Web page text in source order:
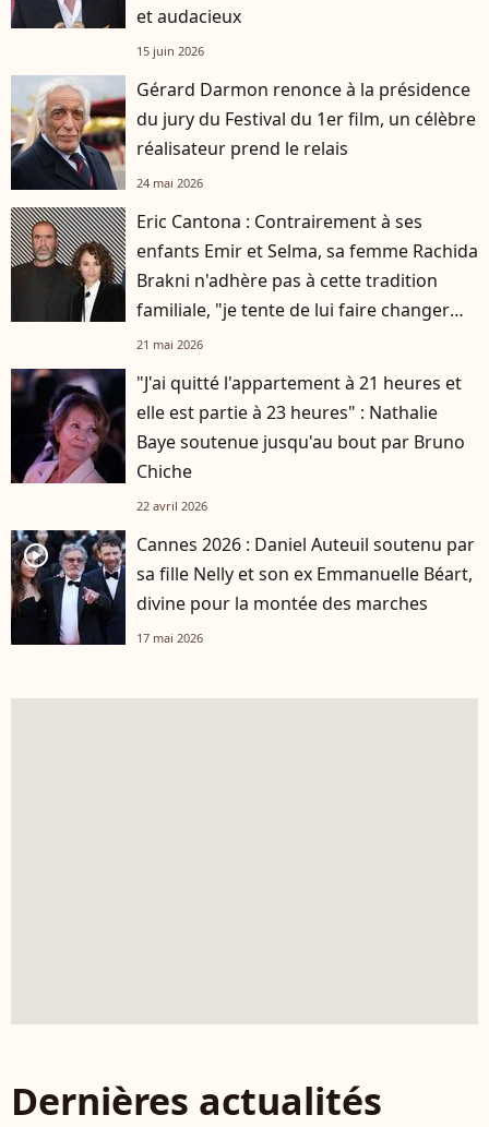
et audacieux
15 juin 2026
Gérard Darmon renonce à la présidence
du jury du Festival du 1er film, un célèbre
réalisateur prend le relais
24 mai 2026
Eric Cantona : Contrairement à ses
enfants Emir et Selma, sa femme Rachida
Brakni n'adhère pas à cette tradition
familiale, "je tente de lui faire changer
d'avis"
21 mai 2026
"J'ai quitté l'appartement à 21 heures et
elle est partie à 23 heures" : Nathalie
Baye soutenue jusqu'au bout par Bruno
Chiche
22 avril 2026
player2
Cannes 2026 : Daniel Auteuil soutenu par
sa fille Nelly et son ex Emmanuelle Béart,
divine pour la montée des marches
17 mai 2026
Dernières actualités